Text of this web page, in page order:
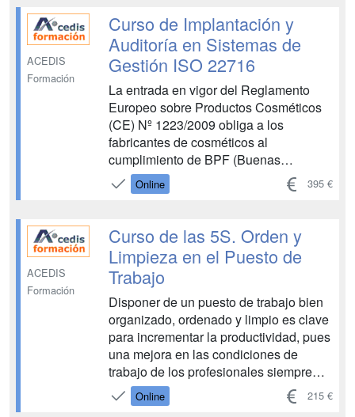
certificación de los productos de
construcción en general, haciend...
ACEDIS
Formación
Curso de Implantación y
Auditoría en Sistemas de
Gestión ISO 22716
La entrada en vigor del Reglamento
Europeo sobre Productos Cosméticos
(CE) Nº 1223/2009 obliga a los
fabricantes de cosméticos al
cumplimiento de BPF (Buenas
Prácticas de Fabricación) durante todos
los procesos que intervienen en la
producción, el control, el
almacenamiento y la distribución de los
mismo...
Online 395 €
ACEDIS
Formación
Curso de las 5S. Orden y
Limpieza en el Puesto de
Trabajo
Disponer de un puesto de trabajo bien
organizado, ordenado y limpio es clave
para incrementar la productividad, pues
una mejora en las condiciones de
trabajo de los profesionales siempre
incrementa su motivación, así como su
capacidad de concentración y de
Online 215 €